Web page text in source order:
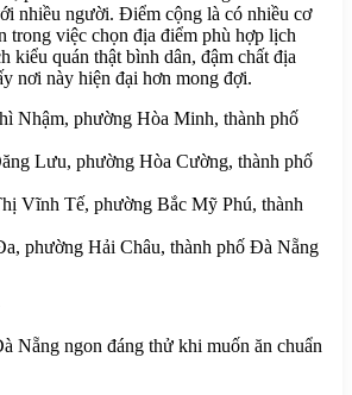
nhiều người. Điểm cộng là có nhiều cơ
trong việc chọn địa điểm phù hợp lịch
kiểu quán thật bình dân, đậm chất địa
nơi này hiện đại hơn mong đợi.
Nhậm, phường Hòa Minh, thành phố
Lưu, phường Hòa Cường, thành phố
Vĩnh Tế, phường Bắc Mỹ Phú, thành
phường Hải Châu, thành phố Đà Nẵng